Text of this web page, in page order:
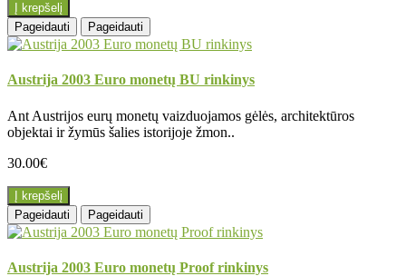
Į krepšelį
Pageidauti
Pageidauti
Austrija 2003 Euro monetų BU rinkinys
Ant Austrijos eurų monetų vaizduojamos gėlės, architektūros
objektai ir žymūs šalies istorijoje žmon..
30.00€
Į krepšelį
Pageidauti
Pageidauti
Austrija 2003 Euro monetų Proof rinkinys